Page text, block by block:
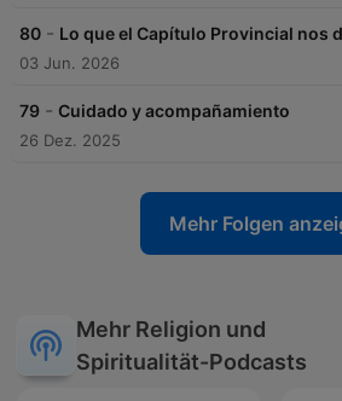
80 - Lo que el Capítulo Provincial nos
03 Jun. 2026
79 - Cuidado y acompañamiento
26 Dez. 2025
Mehr Folgen
Mehr Religion und
Spiritualität-Podcasts